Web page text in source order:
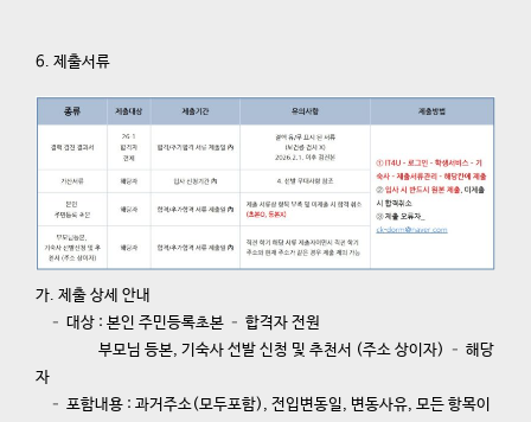
​6. 제출서류
가. 제출 상세 안내
– 대상 : 본인 주민등록초본 – 합격자 전원
부모님 등본, 기숙사 선발 신청 및 추천서 (주소 상이자) – 해당
자
– 포함내용 : 과거주소(모두포함), 전입변동일, 변동사유, 모든 항목이